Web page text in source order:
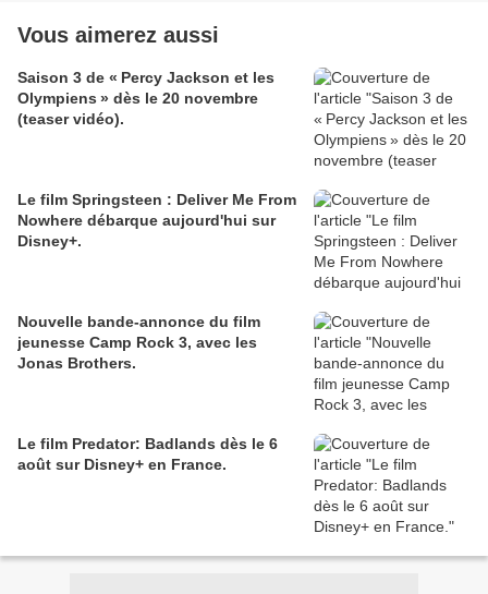
Vous aimerez aussi
Saison 3 de « Percy Jackson et les
Olympiens » dès le 20 novembre
(teaser vidéo).
Le film Springsteen : Deliver Me From
Nowhere débarque aujourd'hui sur
Disney+.
Nouvelle bande-annonce du film
jeunesse Camp Rock 3, avec les
Jonas Brothers.
Le film Predator: Badlands dès le 6
août sur Disney+ en France.